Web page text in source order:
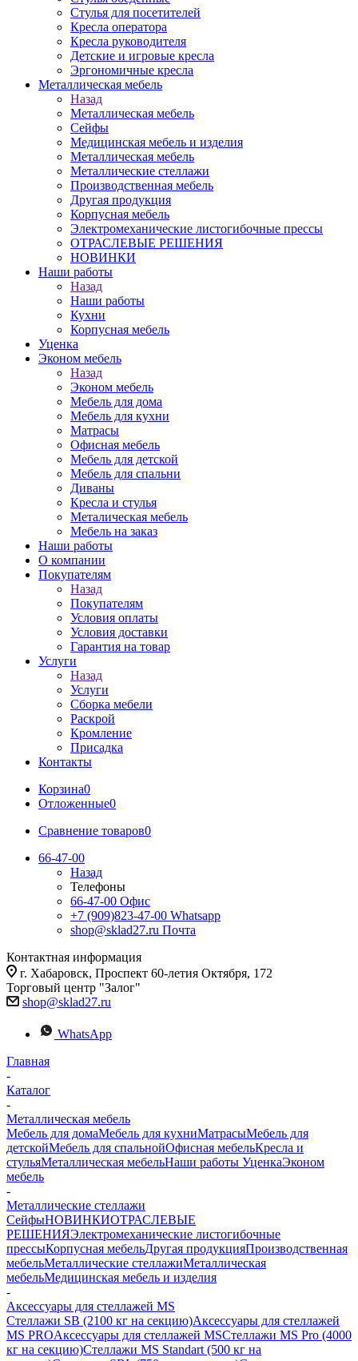
Стулья для посетителей
Кресла оператора
Кресла руководителя
Детские и игровые кресла
Эргономичные кресла
Металлическая мебель
Назад
Металлическая мебель
Сейфы
Медицинская мебель и изделия
Металлическая мебель
Металлические стеллажи
Производственная мебель
Другая продукция
Корпусная мебель
Электромеханические листогибочные прессы
ОТРАСЛЕВЫЕ РЕШЕНИЯ
НОВИНКИ
Наши работы
Назад
Наши работы
Кухни
Корпусная мебель
Уценка
Эконом мебель
Назад
Эконом мебель
Мебель для дома
Мебель для кухни
Матрасы
Офисная мебель
Мебель для детской
Мебель для спальни
Диваны
Кресла и стулья
Металическая мебель
Мебель на заказ
Наши работы
О компании
Покупателям
Назад
Покупателям
Условия оплаты
Условия доставки
Гарантия на товар
Услуги
Назад
Услуги
Сборка мебели
Раскрой
Кромление
Присадка
Контакты
Корзина0
Отложенные0
Сравнение товаров0
66-47-00
Назад
Телефоны
66-47-00 Офис
+7 (909)823-47-00 Whatsapp
shop@sklad27.ru Почта
Контактная информация
г. Хабаровск, Проспект 60-летия Октября, 172
Торговый центр "Залог"
shop@sklad27.ru
WhatsApp
Главная
-
Каталог
-
Металлическая мебель
Мебель для домаМебель для кухниМатраcыМебель для
детскойМебель для спальнойОфисная мебельКресла и
стульяМеталлическая мебельНаши работы УценкаЭконом
мебель
-
Металлические стеллажи
СейфыНОВИНКИОТРАСЛЕВЫЕ
РЕШЕНИЯЭлектромеханические листогибочные
прессыКорпусная мебельДругая продукцияПроизводственная
мебельМеталлические стеллажиМеталлическая
мебельМедицинская мебель и изделия
-
Аксессуары для стеллажей MS
Стеллажи SB (2100 кг на секцию)Аксессуары для стеллажей
MS PROАксессуары для стеллажей MSСтеллажи MS Pro (4000
кг на секцию)Стеллажи MS Standart (500 кг на